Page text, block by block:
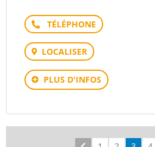
Téléphone
LOCALISER
PLUS D'INFOS